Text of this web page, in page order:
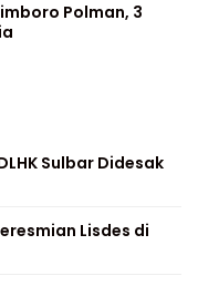
Polman, 3
Sulbar Didesak
Lisdes di